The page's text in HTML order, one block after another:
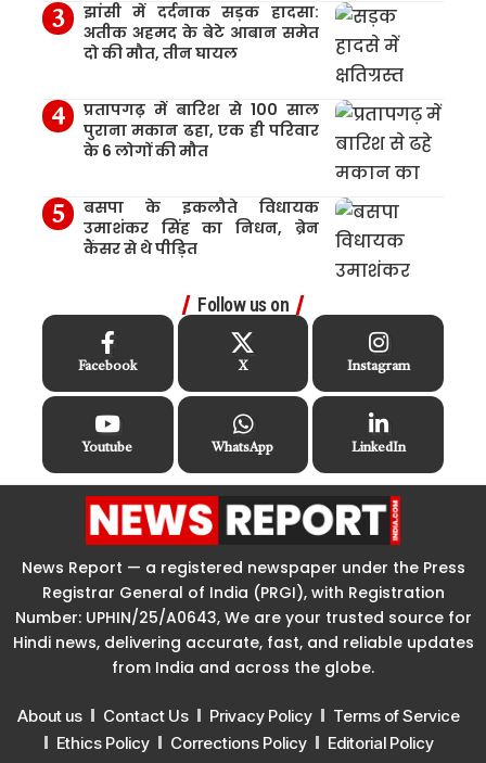
झांसी में दर्दनाक सड़क हादसा:
अतीक अहमद के बेटे आबान समेत
दो की मौत, तीन घायल
प्रतापगढ़ में बारिश से 100 साल
पुराना मकान ढहा, एक ही परिवार
के 6 लोगों की मौत
बसपा के इकलौते विधायक
उमाशंकर सिंह का निधन, ब्रेन
कैंसर से थे पीड़ित
Follow us on
Facebook X Instagram
Youtube WhatsApp LinkedIn
News Report — a registered newspaper under the Press
Registrar General of India (PRGI), with Registration
Number: UPHIN/25/A0643, We are your trusted source for
Hindi news, delivering accurate, fast, and reliable updates
from India and across the globe.
About us Contact Us Privacy Policy
Terms of Service
Ethics Policy
Corrections Policy
Editorial Policy